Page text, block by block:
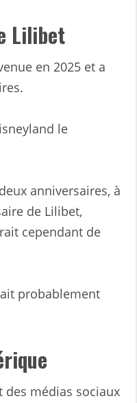
Lilibet
en 2025 et a
le
anniversaires, à
de Lilibet,
cependant de
probablement
des médias sociaux